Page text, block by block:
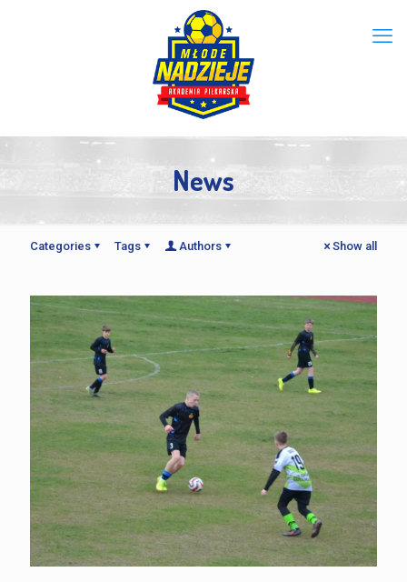
News
Categories Tags Authors Show all